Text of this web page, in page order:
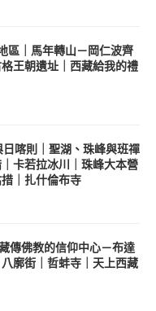
區｜馬年轉山－岡仁波齊
格王朝遺址｜西藏給我的禮
喀則｜聖湖、珠峰與班禪
卡若拉冰川｜珠峰大本營
措｜扎什倫布寺
傳佛教的信仰中心－布達
廓街｜哲蚌寺｜天上西藏